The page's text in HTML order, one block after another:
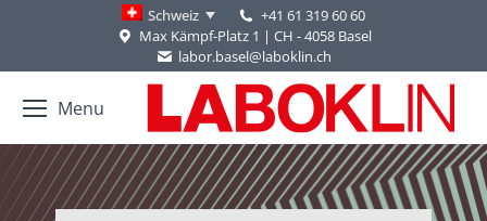
Schweiz
+41 61 319 60 60
Max Kämpf-Platz 1 | CH - 4058 Basel
labor.basel@laboklin.ch
Menu